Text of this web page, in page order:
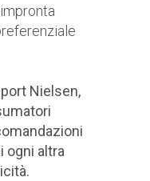
Nielsen,
ogni altra